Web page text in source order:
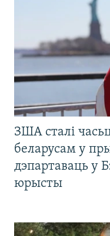
ЗША сталі
беларусам у
дэпартаваць у
юрысты